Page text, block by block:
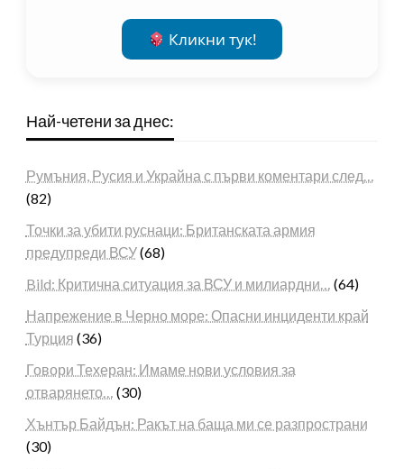
Кликни тук!
Най-четени за днес:
Румъния, Русия и Украйна с първи коментари след…
(82)
Точки за убити руснаци: Британската армия
предупреди ВСУ(68)
Bild: Критична ситуация за ВСУ и милиардни… (64)
Напрежение в Черно море: Опасни инциденти край
Турция (36)
Говори Техеран: Имаме нови условия за
отварянето… (30)
Хънтър Байдън: Ракът на баща ми се разпространи
(30)